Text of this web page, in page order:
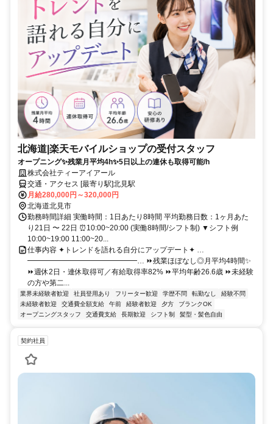
北海道|楽天モバイルショップの受付スタッフ
オープニング✨残業月平均4h✨5日以上の連休も取得可能/h
株式会社ティーアイアール
交通・アクセス [最寄り駅]北見駅
月給280,000円～320,000円
北海道北見市
勤務時間詳細 実働時間：1日あたり8時間 平均勤務日数：1ヶ月あた
り21日 〜 22日 ⏰10:00~20:00 (実働8時間/シフト制) ▼シフト例
10:00~19:00 11:00~20...
仕事内容 ✦トレンドを語れる自分にアップデート✦ …
━━━━━━━━━━━━━━━… ⏩残業ほぼなし◎月平均4時間✨
⏩週休2日・連休取得可／有給取得率82% ⏩平均年齢26.6歳 ⏩未経験
の方や第二...
業界未経験者歓迎 社員登用あり フリーター歓迎 学歴不問 転勤なし
経験不問
未経験者歓迎
交通費全額支給 午前 経験者歓迎 夕方
ブランクOK
オープニングスタッフ
交通費支給 長期歓迎 シフト制 髪型・髪色自由
契約社員